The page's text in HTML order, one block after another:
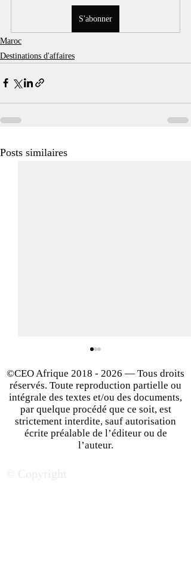
S'abonner
Maroc
Destinations d'affaires
Posts similaires
Casablanca — Guide des
incontournables pour
©CEO Afrique 2018 - 2026 — Tous droits
réservés. Toute reproduction partielle ou
intégrale des textes et/ou des documents,
par quelque procédé que ce soit, est
strictement interdite, sauf autorisation
écrite préalable de l’éditeur ou de
l’auteur.
© Copyright